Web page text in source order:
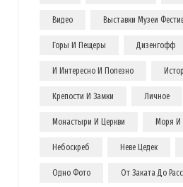
Видео Выставки Музеи
Горы И Пещеры Дизенгофф
И Интересно И Полезно
Крепости И Замки Личное
Монастыри И Церкви Моря И
Небоскреб Неве Цедек
Одно Фото От Заката До